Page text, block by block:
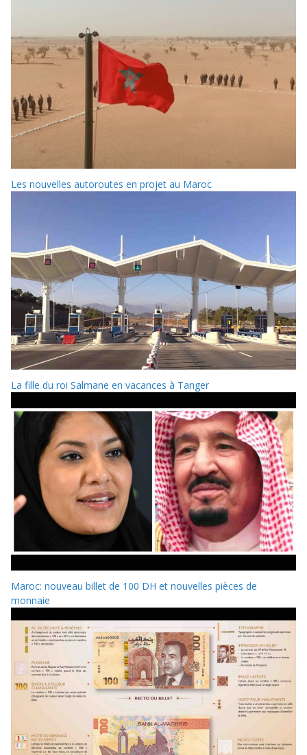
Les nouvelles autoroutes en projet au Maroc
La fille du roi Salmane en vacances à Tanger
Maroc: nouveau billet de 100 DH et nouvelles pièces de
monnaie